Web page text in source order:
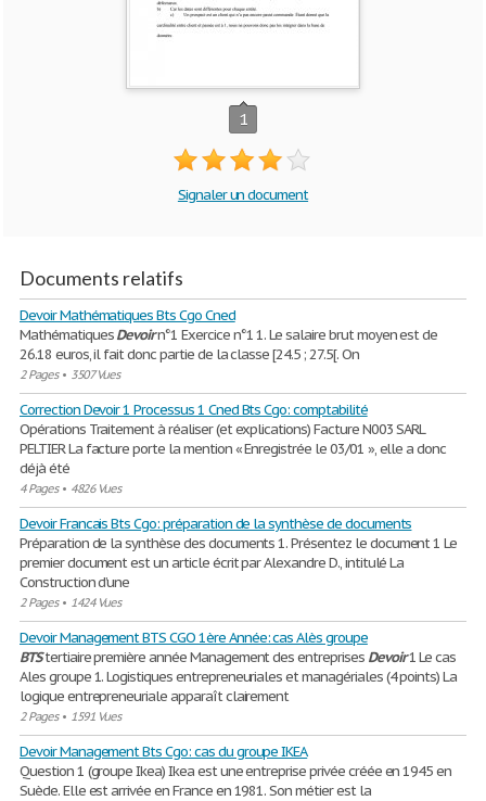
1
Signaler un document
Documents relatifs
Devoir Mathématiques Bts Cgo Cned
MathématiquesDevoirn°1 Exercice n°1 1. Le salaire brut moyen est de
26.18 euros, il fait donc partie de la classe [24.5 ; 27.5[. On
2 Pages• 3507 Vues
Correction Devoir 1 Processus 1 Cned Bts Cgo: comptabilité
Opérations Traitement à réaliser (et explications) Facture N003 SARL
PELTIER La facture porte la mention « Enregistrée le 03/01 », elle a donc
déjà été
4 Pages• 4826 Vues
Devoir Francais Bts Cgo: préparation de la synthèse de documents
Préparation de la synthèse des documents 1. Présentez le document 1 Le
premier document est un article écrit par Alexandre D., intitulé La
Construction d’une
2 Pages• 1424 Vues
Devoir Management BTS CGO 1ère Année: cas Alès groupe
BTStertiaire première année Management des entreprises Devoir1 Le cas
Ales groupe 1. Logistiques entrepreneuriales et managériales (4 points) La
logique entrepreneuriale apparaît clairement
2 Pages• 1591 Vues
Devoir Management Bts Cgo: cas du groupe IKEA
Question 1 (groupe Ikea) Ikea est une entreprise privée créée en 1945 en
Suède. Elle est arrivée en France en 1981. Son métier est la